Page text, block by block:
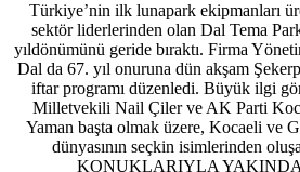
Türkiye’nin ilk lunapark ekipmanları
sektör liderlerinden olan Dal Tema
yıldönümünü geride bıraktı. Firma
Dal da 67. yıl onuruna dün akşam
iftar programı düzenledi. Büyük ilgi
Milletvekili Nail Çiler ve AK Parti
Yaman başta olmak üzere, Kocaeli ve
dünyasının seçkin isimlerinden
KONUKLARIYLA